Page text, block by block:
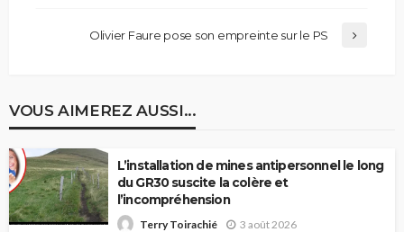
Olivier Faure pose son empreinte sur le PS
VOUS AIMEREZ AUSSI...
L’installation de mines antipersonnel le long
du GR30 suscite la colère et
l’incompréhension
Terry Toirachié 3 août 2026